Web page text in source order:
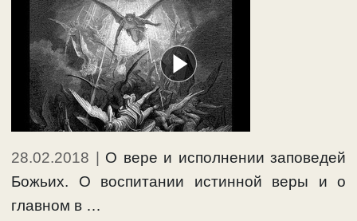
28.02.2018
О вере и исполнении заповедей
Божьих. О воспитании истинной веры и о
главном в …